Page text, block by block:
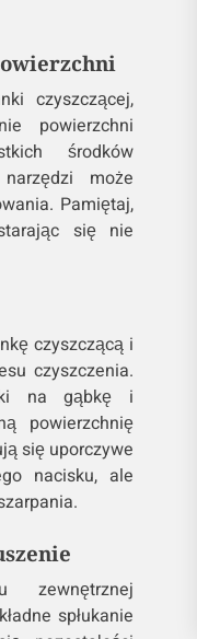
czyszczącej,
powierzchni
środków
może
Pamiętaj,
się nie
czyszczącą i
czyszczenia.
na gąbkę i
powierzchnię
się uporczywe
nacisku, ale
zewnętrznej
spłukanie